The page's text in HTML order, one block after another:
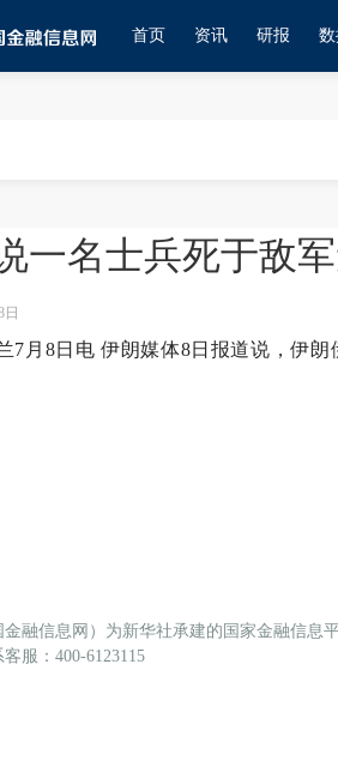
首页 资讯 研报
一名士兵死于敌
日
7月8日电 伊朗媒体8日报道说，伊
融信息网）为新华社承建的国家金融信息
服：400-6123115